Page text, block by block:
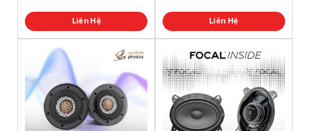
Liên Hệ Liên Hệ